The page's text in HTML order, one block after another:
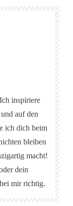
inspiriere
auf den
ich dich beim
bleiben
macht!
dein
mir richtig.